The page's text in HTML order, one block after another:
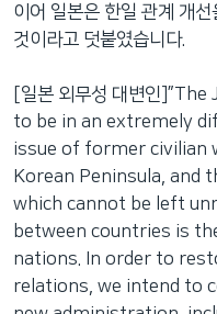
이어 일본은 한일 관계 개
것이라고 덧붙였습니다.
[일본 외무성 대변인
to be in an extremely
issue of former civilian
Korean Peninsula, and
which cannot be left
between countries is
nations. In order to
relations, we intend to